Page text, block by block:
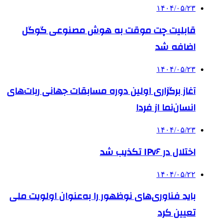
۱۴۰۴/۰۵/۲۳
قابلیت چت موقت به هوش مصنوعی گوگل
اضافه شد
۱۴۰۴/۰۵/۲۳
آغاز برگزاری اولین دوره مسابقات جهانی ربات‌های
انسان‌نما از فردا
۱۴۰۴/۰۵/۲۳
اختلال در IPv۶ تکذیب شد
۱۴۰۴/۰۵/۲۲
باید فناوری‌های نوظهور را به‌عنوان اولویت ملی
تعیین کرد